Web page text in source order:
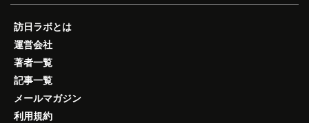
訪日ラボとは
運営会社
著者一覧
記事一覧
メールマガジン
利用規約